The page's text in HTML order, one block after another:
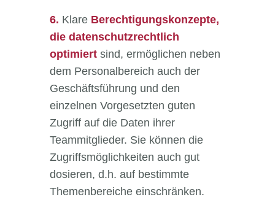
6. Klare Berechtigungskonzepte,
die datenschutzrechtlich
optimiertsind, ermöglichen neben
dem Personalbereich auch der
Geschäftsführung und den
einzelnen Vorgesetzten guten
Zugriff auf die Daten ihrer
Teammitglieder. Sie können die
Zugriffsmöglichkeiten auch gut
dosieren, d.h. auf bestimmte
Themenbereiche einschränken.